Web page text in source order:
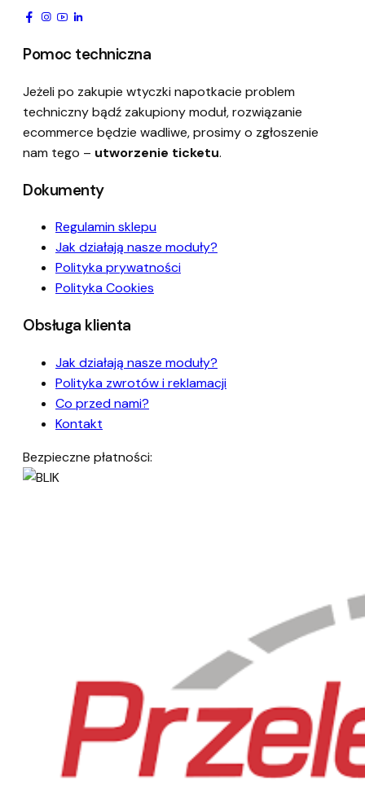
Pomoc techniczna
Jeżeli po zakupie wtyczki napotkacie problem
techniczny bądź zakupiony moduł, rozwiązanie
ecommerce będzie wadliwe, prosimy o zgłoszenie
nam tego – utworzenie ticketu.
Dokumenty
Regulamin sklepu
Jak działają nasze moduły?
Polityka prywatności
Polityka Cookies
Obsługa klienta
Jak działają nasze moduły?
Polityka zwrotów i reklamacji
Co przed nami?
Kontakt
Bezpieczne płatności: